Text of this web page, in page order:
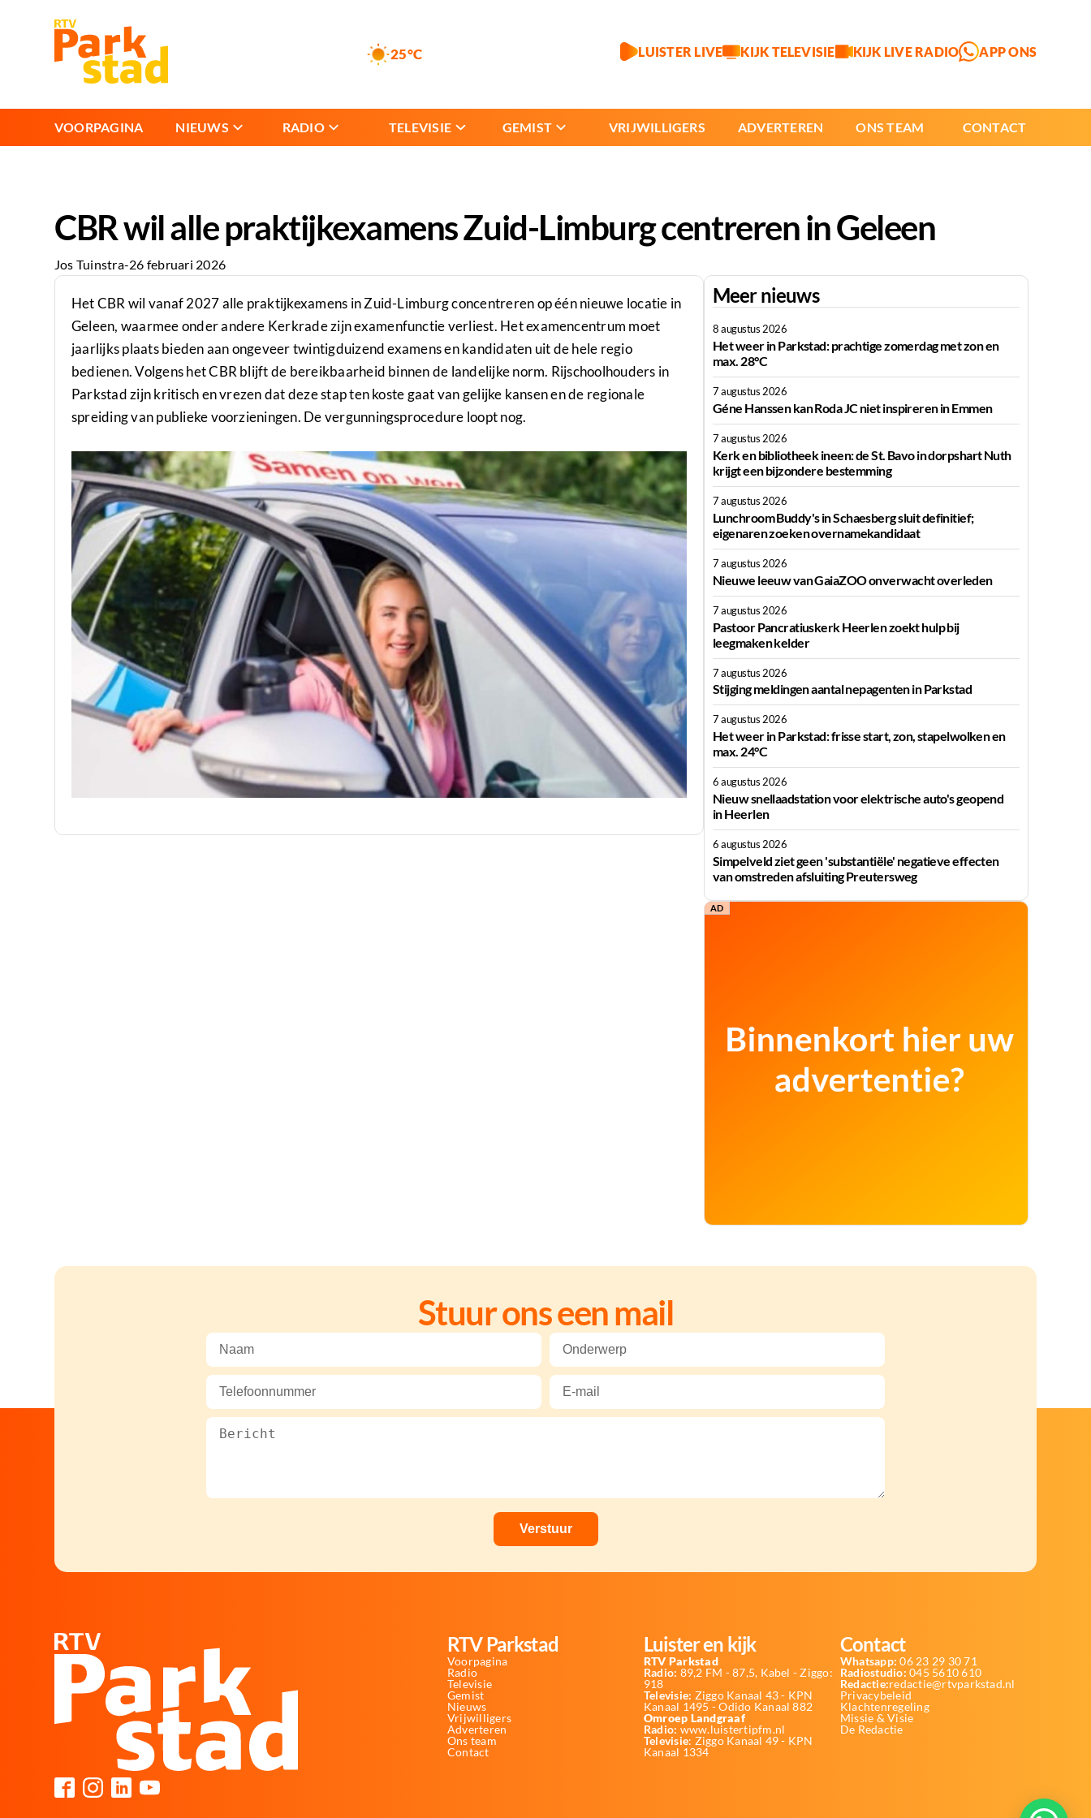
25°C LUISTER LIVE KIJK TELEVISIE KIJK LIVE RADIO APP ONS
VOORPAGINA NIEUWS RADIO TELEVISIE GEMIST VRIJWILLIGERS ADVERTEREN ONS TEAM CONTACT
CBR wil alle praktijkexamens Zuid-Limburg centreren in Geleen
Jos Tuinstra-26 februari 2026
Het CBR wil vanaf 2027 alle praktijkexamens in Zuid-Limburg concentreren op één nieuwe locatie in
Geleen, waarmee onder andere Kerkrade zijn examenfunctie verliest. Het examencentrum moet
jaarlijks plaats bieden aan ongeveer twintigduizend examens en kandidaten uit de hele regio
bedienen. Volgens het CBR blijft de bereikbaarheid binnen de landelijke norm. Rijschoolhouders in
Parkstad zijn kritisch en vrezen dat deze stap ten koste gaat van gelijke kansen en de regionale
spreiding van publieke voorzieningen. De vergunningsprocedure loopt nog.
Meer nieuws
8 augustus 2026
Het weer in Parkstad: prachtige zomerdag met zon en
max. 28°C
7 augustus 2026
Géne Hanssen kan Roda JC niet inspireren in Emmen
7 augustus 2026
Kerk en bibliotheek ineen: de St. Bavo in dorpshart Nuth
krijgt een bijzondere bestemming
7 augustus 2026
Lunchroom Buddy's in Schaesberg sluit definitief;
eigenaren zoeken overnamekandidaat
7 augustus 2026
Nieuwe leeuw van GaiaZOO onverwacht overleden
7 augustus 2026
Pastoor Pancratiuskerk Heerlen zoekt hulp bij
leegmaken kelder
7 augustus 2026
Stijging meldingen aantal nepagenten in Parkstad
7 augustus 2026
Het weer in Parkstad: frisse start, zon, stapelwolken en
max. 24°C
6 augustus 2026
Nieuw snellaadstation voor elektrische auto's geopend
in Heerlen
6 augustus 2026
Simpelveld ziet geen 'substantiële' negatieve effecten
van omstreden afsluiting Preutersweg
AD
Stuur ons een mail
RTV Parkstad
Voorpagina
Radio
Televisie
Gemist
Nieuws
Vrijwilligers
Adverteren
Ons team
Contact
Luister en kijk
RTV Parkstad
Radio: 89,2 FM - 87,5, Kabel - Ziggo:
918
Televisie: Ziggo Kanaal 43 - KPN
Kanaal 1495 - Odido Kanaal 882
Omroep Landgraaf
Radio: www.luistertipfm.nl
Televisie: Ziggo Kanaal 49 - KPN
Kanaal 1334
Contact
Whatsapp: 06 23 29 30 71
Radiostudio: 045 5610 610
Redactie:redactie@rtvparkstad.nl
Privacybeleid
Klachtenregeling
Missie & Visie
De Redactie